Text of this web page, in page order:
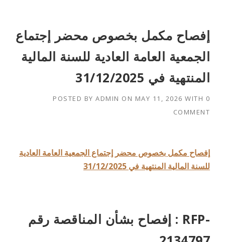
إفصاح مكمل بخصوص محضر إجتماع
الجمعية العامة العادية للسنة المالية
المنتهية في 31/12/2025
POSTED BY ADMIN ON MAY 11, 2026 WITH 0
COMMENT
إفصاح مكمل بخصوص محضر إجتماع الجمعية العامة العادية
للسنة المالية المنتهية في 31/12/2025
إفصاح بشأن المناقصة رقم : RFP-